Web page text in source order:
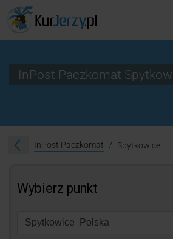
InPost Paczkomat
InPost Paczkomat Spytkowice